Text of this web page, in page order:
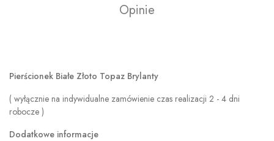
Opinie
Pierścionek Białe Złoto Topaz Brylanty
( wyłącznie na indywidualne zamówienie czas realizacji 2 - 4 dni
robocze )
Dodatkowe informacje